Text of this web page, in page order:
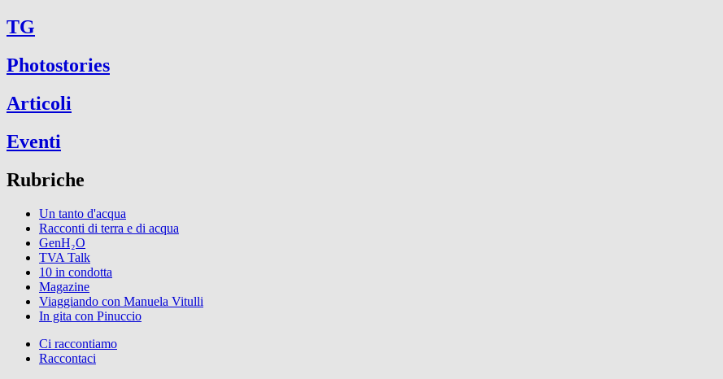
TG
Photostories
Articoli
Eventi
Rubriche
Un tanto d'acqua
Racconti di terra e di acqua
GenH₂O
TVA Talk
10 in condotta
Magazine
Viaggiando con Manuela Vitulli
In gita con Pinuccio
Ci raccontiamo
Raccontaci